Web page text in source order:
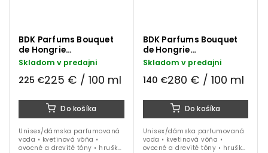
BDK Parfums Bouquet
de Hongrie
parfumovaná voda 100
Skladom v predajni
225 €225 € / 100 ml
Do košíka
Unisex/dámska parfumovaná
voda • kvetinová vôňa •
ovocné a drevité tóny • hruška
BDK Parfums Bouquet
de Hongrie
parfumovaná voda 50
Skladom v predajni
140 €280 € / 100 ml
Do košíka
Unisex/dámska parfumovaná
voda • kvetinová vôňa •
ovocné a drevité tóny • hruška